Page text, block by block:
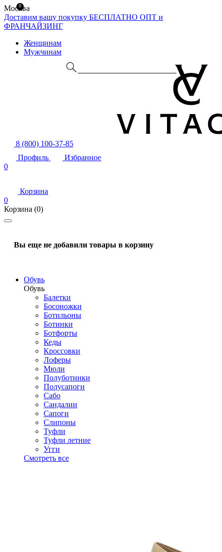
Москва
Доставим вашу покупку БЕСПЛАТНО ОПТ и
ФРАНЧАЙЗИНГ
Женщинам
Мужчинам
8 (800) 100-37-85
Профиль
Избранное
0
Корзина
0
Корзина (0)
Вы еще не добавили товары в корзину
Обувь
Обувь
Балетки
Босоножки
Ботильоны
Ботинки
Ботфорты
Кеды
Кроссовки
Лоферы
Мюли
Полуботинки
Полусапоги
Сабо
Сандалии
Сапоги
Слипоны
Туфли
Туфли летние
Угги
Смотреть все
0